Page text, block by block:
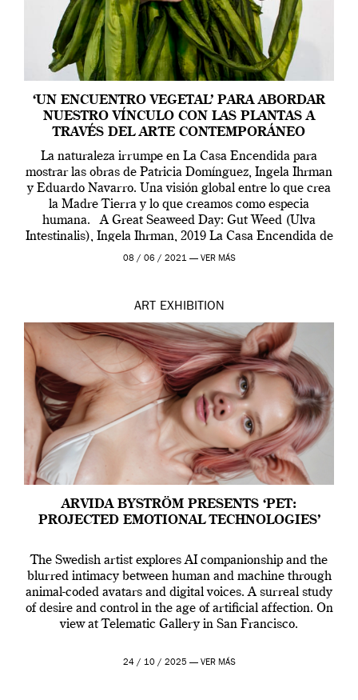
‘UN ENCUENTRO VEGETAL’ PARA ABORDAR
NUESTRO VÍNCULO CON LAS PLANTAS A
TRAVÉS DEL ARTE CONTEMPORÁNEO
La naturaleza irrumpe en La Casa Encendida para
mostrar las obras de Patricia Domínguez, Ingela Ihrman
y Eduardo Navarro. Una visión global entre lo que crea
la Madre Tierra y lo que creamos como especia
humana. A Great Seaweed Day: Gut Weed (Ulva
Intestinalis), Ingela Ihrman, 2019 La Casa Encendida de
Madrid y la Wellcome […]
08 / 06 / 2021 — VER MÁS
ART EXHIBITION
ARVIDA BYSTRÖM PRESENTS ‘PET:
PROJECTED EMOTIONAL TECHNOLOGIES’
The Swedish artist explores AI companionship and the
blurred intimacy between human and machine through
animal-coded avatars and digital voices. A surreal study
of desire and control in the age of artificial affection. On
view at Telematic Gallery in San Francisco.
24 / 10 / 2025 — VER MÁS